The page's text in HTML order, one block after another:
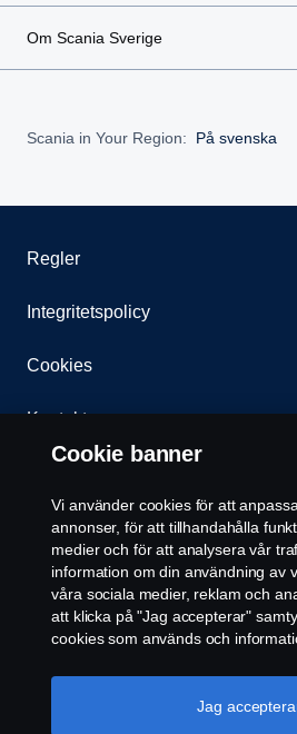
Om Scania Sverige
Scania in Your Region: På svenska
Regler
Integritetspolicy
Cookies
Kontakt
Återförsäljare
Cookie inställningar
Cookie banner
Vi använder cookies för att
annonser, för att tillhandahålla
medier och för att analysera vår
information om din användning av
våra sociala medier, reklam och
att klicka på "Jag accepterar"
cookies som används och
"Cookie-inställningar" och välja de
acceptera. För en mer detaljerad
Jag